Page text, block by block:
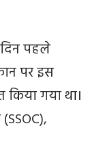
पहले
पर इस
किया गया था।